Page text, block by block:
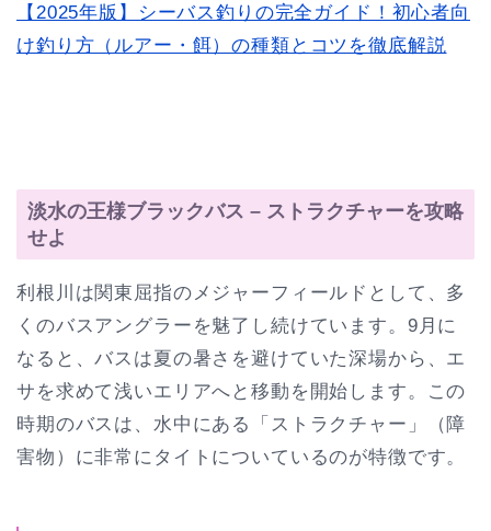
【2025年版】シーバス釣りの完全ガイド！初心者向
け釣り方（ルアー・餌）の種類とコツを徹底解説
淡水の王様ブラックバス – ストラクチャーを攻略
せよ
利根川は関東屈指のメジャーフィールドとして、多
くのバスアングラーを魅了し続けています。9月に
なると、バスは夏の暑さを避けていた深場から、エ
サを求めて浅いエリアへと移動を開始します。この
時期のバスは、水中にある「ストラクチャー」（障
害物）に非常にタイトについているのが特徴です。